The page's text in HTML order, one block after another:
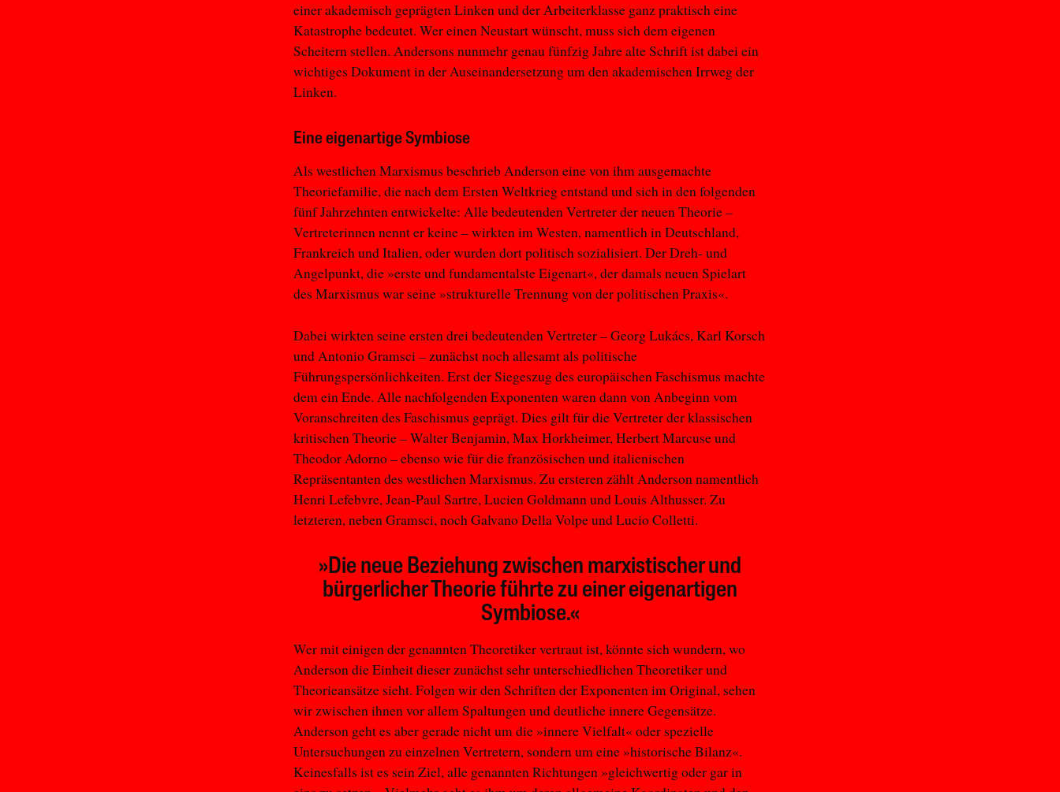
einer akademisch geprägten Linken und der Arbeiterklasse ganz praktisch eine
Katastrophe bedeutet. Wer einen Neustart wünscht, muss sich dem eigenen
Scheitern stellen. Andersons nunmehr genau fünfzig Jahre alte Schrift ist dabei ein
wichtiges Dokument in der Auseinandersetzung um den akademischen Irrweg der
Linken.
Eine eigenartige Symbiose
Als westlichen Marxismus beschrieb Anderson eine von ihm ausgemachte
Theoriefamilie, die nach dem Ersten Weltkrieg entstand und sich in den folgenden
fünf Jahrzehnten entwickelte: Alle bedeutenden Vertreter der neuen Theorie –
Vertreterinnen nennt er keine – wirkten im Westen, namentlich in Deutschland,
Frankreich und Italien, oder wurden dort politisch sozialisiert. Der Dreh- und
Angelpunkt, die »erste und fundamentalste Eigenart«, der damals neuen Spielart
des Marxismus war seine »strukturelle Trennung von der politischen Praxis«.
Dabei wirkten seine ersten drei bedeutenden Vertreter – Georg Lukács, Karl Korsch
und Antonio Gramsci – zunächst noch allesamt als politische
Führungspersönlichkeiten. Erst der Siegeszug des europäischen Faschismus machte
dem ein Ende. Alle nachfolgenden Exponenten waren dann von Anbeginn vom
Voranschreiten des Faschismus geprägt. Dies gilt für die Vertreter der klassischen
kritischen Theorie – Walter Benjamin, Max Horkheimer, Herbert Marcuse und
Theodor Adorno – ebenso wie für die französischen und italienischen
Repräsentanten des westlichen Marxismus. Zu ersteren zählt Anderson namentlich
Henri Lefebvre, Jean-Paul Sartre, Lucien Goldmann und Louis Althusser. Zu
letzteren, neben Gramsci, noch Galvano Della Volpe und Lucio Colletti.
»Die neue Beziehung zwischen marxistischer und
bürgerlicher Theorie führte zu einer eigenartigen
Symbiose.«
Wer mit einigen der genannten Theoretiker vertraut ist, könnte sich wundern, wo
Anderson die Einheit dieser zunächst sehr unterschiedlichen Theoretiker und
Theorieansätze sieht. Folgen wir den Schriften der Exponenten im Original, sehen
wir zwischen ihnen vor allem Spaltungen und deutliche innere Gegensätze.
Anderson geht es aber gerade nicht um die »innere Vielfalt« oder spezielle
Untersuchungen zu einzelnen Vertretern, sondern um eine »historische Bilanz«.
Keinesfalls ist es sein Ziel, alle genannten Richtungen »gleichwertig oder gar in